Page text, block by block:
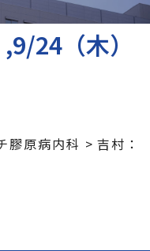
24（木）
膠原病内科 > 吉村：